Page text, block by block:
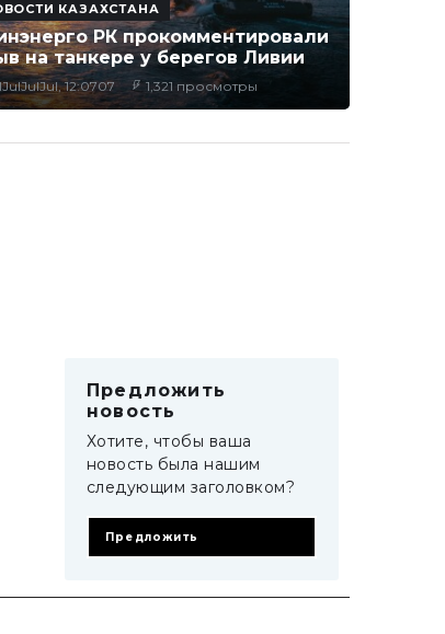
КАЗАХСТАНА
РК прокомментировали
на танкере у берегов Ливии
12:0707 1,321 просмотры
Предложить
новость
Хотите, чтобы ваша
новость была нашим
следующим заголовком?
Предложить